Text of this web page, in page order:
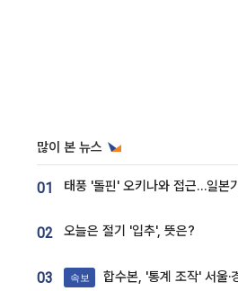
많이 본 뉴스
01
02 오늘은 절기 '입추', 뜻은?
03 속보 합수본, '통계 조작' 서울·경기·충북 선관위